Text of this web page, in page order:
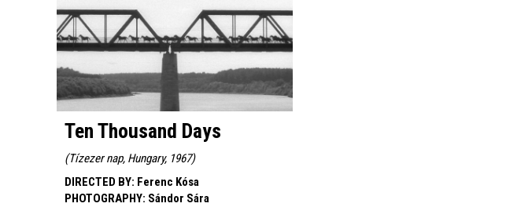
Ten Thousand Days
(Tízezer nap, Hungary, 1967)
DIRECTED BY: Ferenc Kósa
PHOTOGRAPHY: Sándor Sára